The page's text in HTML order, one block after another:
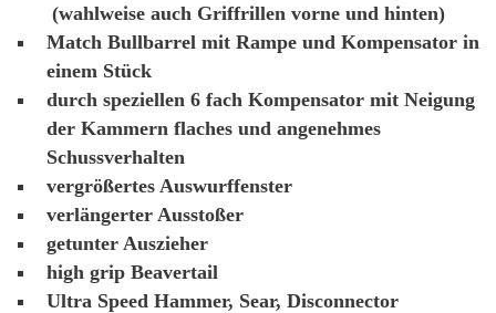
(wahlweise auch Griffrillen vorne und hinten)
Match Bullbarrel mit Rampe und Kompensator in
einem Stück
durch speziellen 6 fach Kompensator mit Neigung
der Kammern flaches und angenehmes
Schussverhalten
vergrößertes Auswurffenster
verlängerter Ausstoßer
getunter Auszieher
high grip Beavertail
Ultra Speed Hammer, Sear, Disconnector